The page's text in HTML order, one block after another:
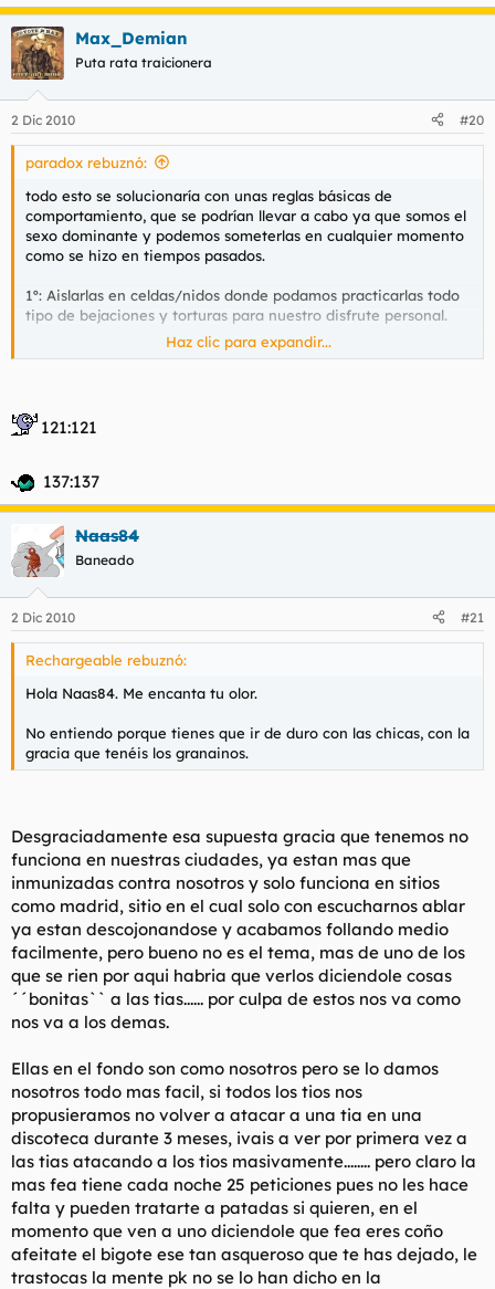
Max_Demian
Puta rata traicionera
2 Dic 2010 #20
paradox rebuznó:
todo esto se solucionaría con unas reglas básicas de
comportamiento, que se podrían llevar a cabo ya que somos el
sexo dominante y podemos someterlas en cualquier momento
como se hizo en tiempos pasados.
1º: Aislarlas en celdas/nidos donde podamos practicarlas todo
tipo de bejaciones y torturas para nuestro disfrute personal.
2º: Las más cualificadas para tener progenie seran recluidas en
raza humana.
se pedirá ayuda a imanes destacados dentro del islamismo
más arcaico para someter dichas revueltas ( lapidaciones,
horca, etc.. )
4º: Todo aquel progre que ose defender el inexistente derecho
a la libertad de la mujer será ajusticiado en un fusilamiento
popular o mediante torturas de la inquisición televisadas en
telecinco.
De nada.
Haz clic para expandir...
121:121
137:137
Naas84
Baneado
2 Dic 2010 #21
Rechargeable rebuznó:
Hola Naas84. Me encanta tu olor.
No entiendo porque tienes que ir de duro con las chicas, con la
gracia que tenéis los granainos.
Desgraciadamente esa supuesta gracia que tenemos no
funciona en nuestras ciudades, ya estan mas que
inmunizadas contra nosotros y solo funciona en sitios
como madrid, sitio en el cual solo con escucharnos ablar
ya estan descojonandose y acabamos follando medio
facilmente, pero bueno no es el tema, mas de uno de los
que se rien por aqui habria que verlos diciendole cosas
´´bonitas`` a las tias...... por culpa de estos nos va como
nos va a los demas.
Ellas en el fondo son como nosotros pero se lo damos
nosotros todo mas facil, si todos los tios nos
propusieramos no volver a atacar a una tia en una
discoteca durante 3 meses, ivais a ver por primera vez a
las tias atacando a los tios masivamente........ pero claro la
mas fea tiene cada noche 25 peticiones pues no les hace
falta y pueden tratarte a patadas si quieren, en el
momento que ven a uno diciendole que fea eres coño
afeitate el bigote ese tan asqueroso que te has dejado, le
trastocas la mente pk no se lo han dicho en la